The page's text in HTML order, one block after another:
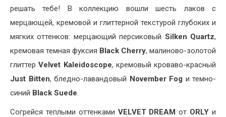
решать тебе! В коллекцию вошли шесть лаков с
мерцающей, кремовой и глиттерной текстурой глубоких и
мягких оттенков: мерцающий персиковый Silken Quartz,
кремовая темная фуксия Black Cherry, малиново-золотой
глиттерVelvet Kaleidoscope, кремовый кроваво-красный
Just Bitten, бледно-лавандовый November Fog и темно-
синий Black Suede.
Согрейся теплыми оттенками VELVET DREAM от ORLY и